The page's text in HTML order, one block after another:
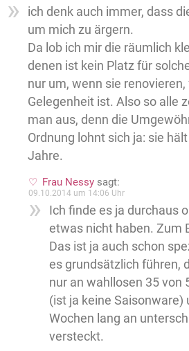
ich denk auch immer, dass
um mich zu ärgern.
Da lob ich mir die räumlich
denen ist kein Platz für
nur um, wenn sie
Gelegenheit ist. Also so alle
man aus, denn die
Ordnung lohnt sich ja: sie
Jahre.
Frau Nessy sagt:
09.10.2014 um 14:06 Uhr
Ich finde es ja durchaus
etwas nicht haben. Zum
Das ist ja auch schon
es grundsätzlich führen,
nur an wahllosen 35 von
(ist ja keine Saisonware)
Wochen lang an
versteckt.